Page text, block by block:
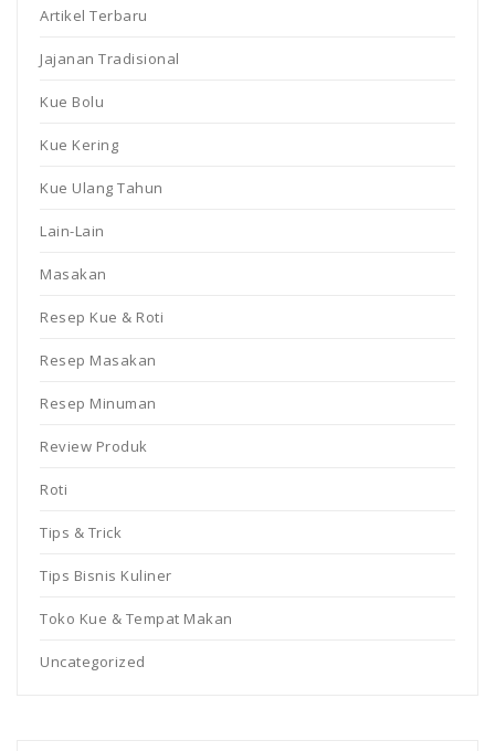
Artikel Terbaru
Jajanan Tradisional
Kue Bolu
Kue Kering
Kue Ulang Tahun
Lain-Lain
Masakan
Resep Kue & Roti
Resep Masakan
Resep Minuman
Review Produk
Roti
Tips & Trick
Tips Bisnis Kuliner
Toko Kue & Tempat Makan
Uncategorized